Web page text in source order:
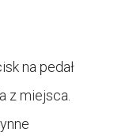
na pedał
z miejsca.